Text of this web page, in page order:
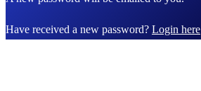
Have received a new password? Login here